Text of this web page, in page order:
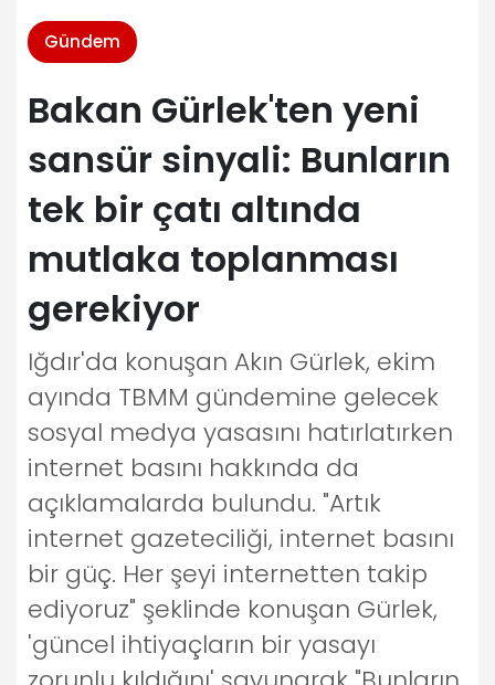
Gündem
Bakan Gürlek'ten yeni
sansür sinyali: Bunların
tek bir çatı altında
mutlaka toplanması
gerekiyor
Iğdır'da konuşan Akın Gürlek, ekim
ayında TBMM gündemine gelecek
sosyal medya yasasını hatırlatırken
internet basını hakkında da
açıklamalarda bulundu. "Artık
internet gazeteciliği, internet basını
bir güç. Her şeyi internetten takip
ediyoruz" şeklinde konuşan Gürlek,
'güncel ihtiyaçların bir yasayı